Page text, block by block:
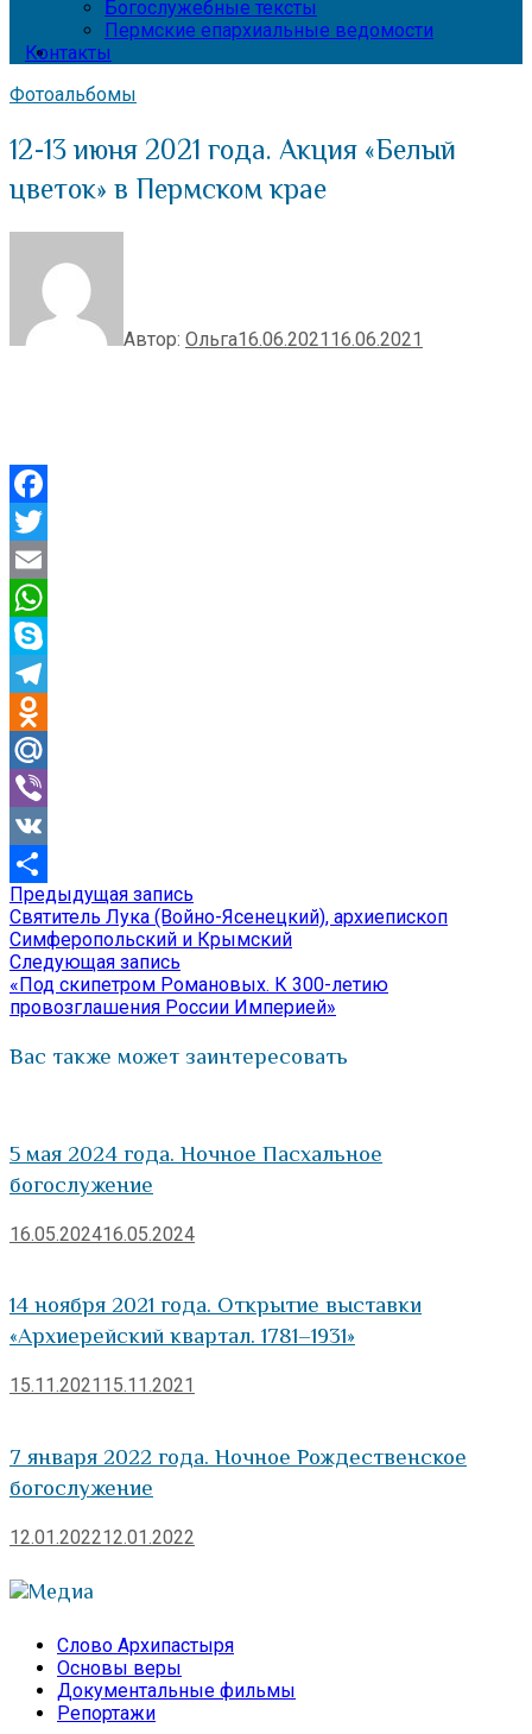
Богослужебные тексты
Пермские епархиальные ведомости
Контакты
Фотоальбомы
12-13 июня 2021 года. Акция «Белый
цветок» в Пермском крае
Автор: Ольга16.06.2021 16.06.2021
Facebook
Twitter
Email
WhatsApp
Skype
Telegram
Odnoklassniki
Mail.Ru
Viber
VK
Отправить
Навигация
по
записям
Предыдущая запись
запись:
Святитель Лука (Войно-Ясенецкий), архиепископ
Симферопольский и Крымский
Следующая запись
запись:
«Под скипетром Романовых. К 300-летию
провозглашения России Империей»
Вас также может заинтересовать
5 мая 2024 года. Ночное Пасхальное
богослужение
16.05.202416.05.2024
14 ноября 2021 года. Открытие выставки
«Архиерейский квартал. 1781–1931»
15.11.2021 15.11.2021
7 января 2022 года. Ночное Рождественское
богослужение
12.01.202212.01.2022
Медиа
Слово Архипастыря
Основы веры
Документальные фильмы
Репортажи